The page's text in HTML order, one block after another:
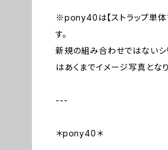
※pony40は【ストラップ単
す。
新規の組み合わせではないシ
はあくまでイメージ写真となり
---
＊pony40＊